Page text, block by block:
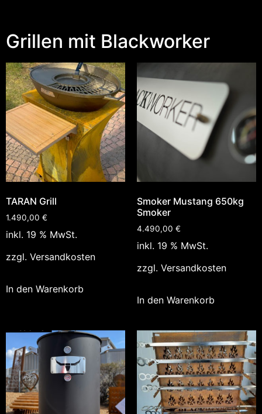
Grillen mit Blackworker
TARAN Grill
1.490,00 €
inkl. 19 % MwSt.
zzgl. Versandkosten
In den Warenkorb
Smoker Mustang 650kg
Smoker
4.490,00 €
inkl. 19 % MwSt.
zzgl. Versandkosten
In den Warenkorb